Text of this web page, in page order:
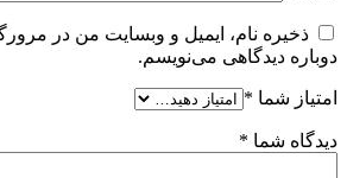
ذخیره نام، ایمیل و وبسایت من در
دوباره دیدگاهی می‌نویسم.
امتیاز شما *
دیدگاه شما *